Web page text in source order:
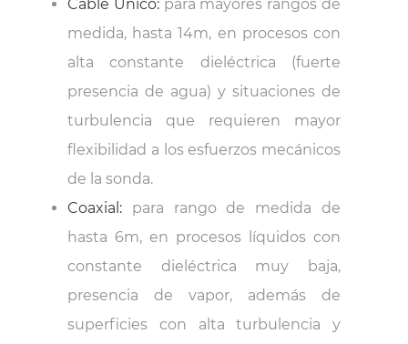
Cable Único:para mayores rangos de
medida, hasta 14m, en procesos con
alta constante dieléctrica (fuerte
presencia de agua) y situaciones de
turbulencia que requieren mayor
flexibilidad a los esfuerzos mecánicos
de la sonda.
Coaxial: para rango de medida de
hasta 6m, en procesos líquidos con
constante dieléctrica muy baja,
presencia de vapor, además de
superficies con alta turbulencia y